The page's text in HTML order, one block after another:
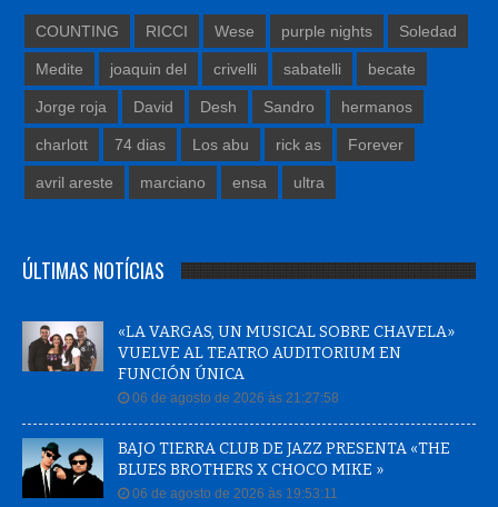
COUNTING RICCI Wese purple nights Soledad
Medite joaquin del crivelli sabatelli becate
Jorge roja David Desh Sandro hermanos
charlott 74 dias Los abu rick as Forever
avril areste marciano ensa ultra
ÚLTIMAS NOTÍCIAS
«LA VARGAS, UN MUSICAL SOBRE CHAVELA»
VUELVE AL TEATRO AUDITORIUM EN
FUNCIÓN ÚNICA
06 de agosto de 2026 às 21:27:58
BAJO TIERRA CLUB DE JAZZ PRESENTA «THE
BLUES BROTHERS X CHOCO MIKE »
06 de agosto de 2026 às 19:53:11